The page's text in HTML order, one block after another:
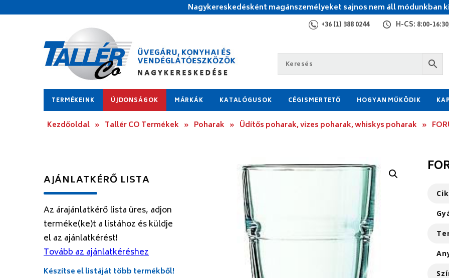
Nagykereskedésként magánszemélyeket sajnos nem áll módunkban
+36 (1) 388 0244 H-CS: 8:00-
TERMÉKEINK ÚJDONSÁGOK MÁRKÁK KATALÓGUSOK CÉGISMERTETŐ HOGYAN MŰKÖDIK
Kezdőoldal » Tallér CO Termékek » Poharak » Üdítős poharak, vizes poharak, whiskys poharak »
AJÁNLATKÉRŐ LISTA
Az árajánlatkérő lista üres, adjon
terméke(ke)t a listához és küldje
el az ajánlatkérést!
Tovább az ajánlatkéréshez
Készítse el listáját több termékből!